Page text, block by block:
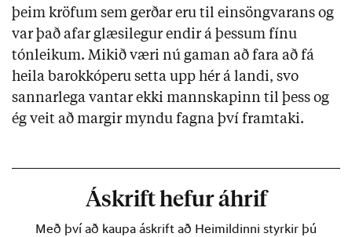
þeim kröfum sem gerðar eru til einsöngvarans og
var það afar glæsilegur endir á þessum fínu
tónleikum. Mikið væri nú gaman að fara að fá
heila barokkóperu setta upp hér á landi, svo
sannarlega vantar ekki mannskapinn til þess og
ég veit að margir myndu fagna því framtaki.
Áskrift hefur áhrif
Með því að kaupa áskrift að Heimildinni styrkir þú